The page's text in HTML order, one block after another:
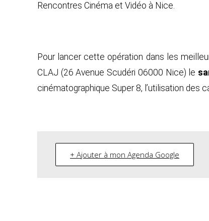
Rencontres Cinéma et Vidéo à Nice.
Pour lancer cette opération dans les
CLAJ (26 Avenue Scudéri 06000 Nice) le
cinématographique Super 8, l’utilisation des
+ Ajouter à mon Agenda Google